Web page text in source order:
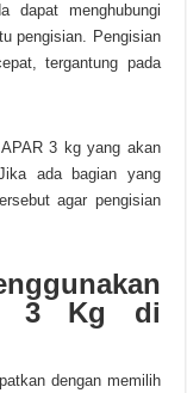
dapat menghubungi
pengisian. Pengisian
tergantung pada
3 kg yang akan
ada bagian yang
agar pengisian
3 Kg di
dengan memilih